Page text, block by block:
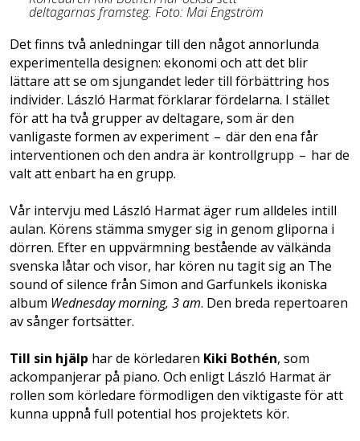
deltagarnas framsteg. Foto: Mai Engström
Det finns två anledningar till den något annorlunda
experimentella designen: ekonomi och att det blir
lättare att se om sjungandet ­leder till förbättring hos
individer. László Harmat förklarar fördelarna. I stället
för att ha två grupper av deltagare, som är den
vanligaste formen av experiment – där den ena får
interventionen och den andra är kontrollgrupp – har de
valt att enbart ha en grupp.
Vår intervju med László Harmat äger rum alldeles intill
aulan. Körens stämma smyger­ sig in genom gliporna i
dörren. Efter en uppvärmning­ bestående av välkända
svenska låtar och visor, har kören nu tagit sig an The
sound of silence från Simon and Garfunkels ikoniska
album Wednesday morning, 3 am. Den breda reper­toaren
av sånger fortsätter.
Till sin hjälp har de körledaren Kiki Bothén, som
ackompanjerar på piano. Och enligt László Harmat är
rollen som körledare förmodligen den viktigaste för att
kunna uppnå full poten­tial hos projektets kör.